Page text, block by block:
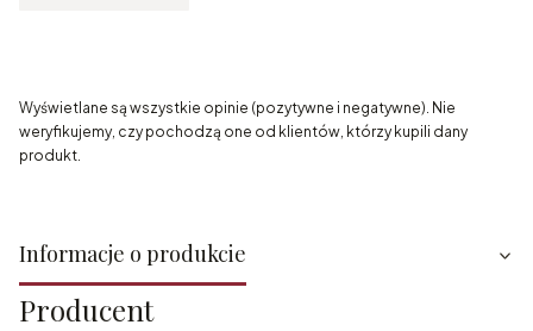
Wyświetlane są wszystkie opinie (pozytywne i negatywne). Nie
weryfikujemy, czy pochodzą one od klientów, którzy kupili dany
produkt.
Informacje o produkcie
Producent